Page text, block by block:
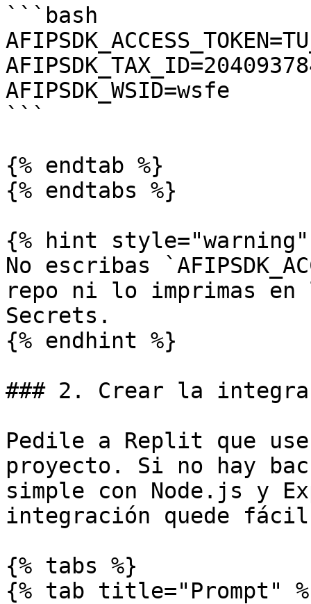
```bash
AFIPSDK_WSID=wsfe
```
{% endtab %}
{% endtabs %}
{% hint style="warning"
No escribas
repo ni lo imprimas
Secrets.
{% endhint %}
### 2. Crear la
Pedile a Replit que
proyecto. Si no hay
simple con Node.js y
integración quede
{% tabs %}
{% tab title="Prompt"